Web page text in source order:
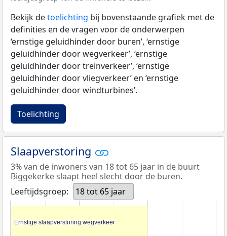
Bekijk detoelichting bij bovenstaande grafiek met de
definities en de vragen voor de onderwerpen
‘ernstige geluidhinder door buren’, ‘ernstige
geluidhinder door wegverkeer’, ‘ernstige
geluidhinder door treinverkeer’, ‘ernstige
geluidhinder door vliegverkeer’ en ‘ernstige
geluidhinder door windturbines’.
Toelichting
Slaapverstoring
3% van de inwoners van 18 tot 65 jaar in de buurt
Biggekerke slaapt heel slecht door de buren.
Leeftijdsgroep:
18 tot 65 jaar
Ernstige slaapverstoring wegverkeer
Ernstige slaapverstoring wegverkeer